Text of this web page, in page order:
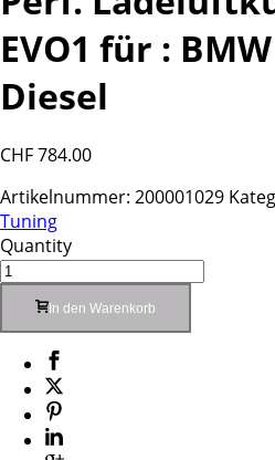
EVO1 für : BMW
Diesel
CHF784.00
Artikelnummer: 200001029
Tuning
Quantity
In den Warenkorb